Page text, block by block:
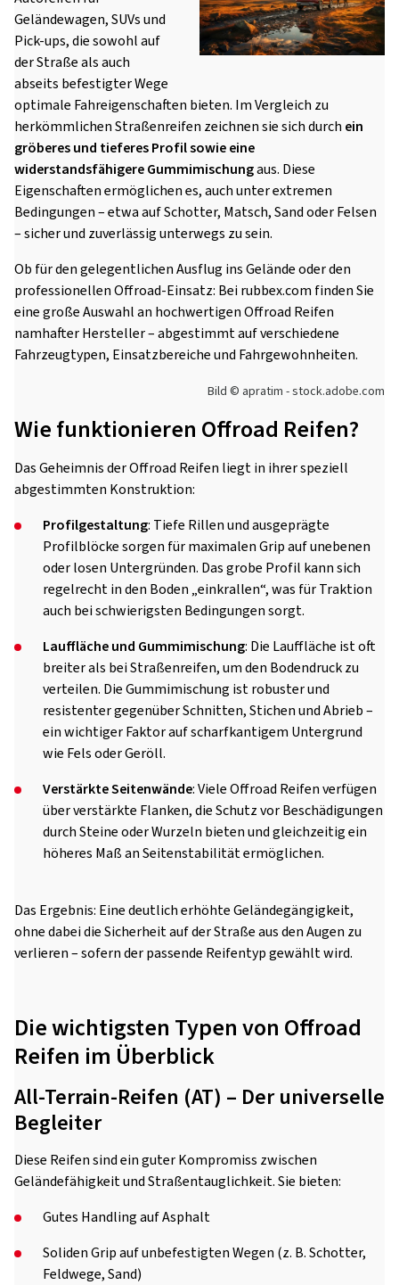
Geländewagen, SUVs und
Pick-ups, die sowohl auf
der Straße als auch
abseits befestigter Wege
optimale Fahreigenschaften bieten. Im Vergleich zu
herkömmlichen Straßenreifen zeichnen sie sich durch ein
gröberes und tieferes Profil sowie eine
widerstandsfähigere Gummimischungaus. Diese
Eigenschaften ermöglichen es, auch unter extremen
Bedingungen – etwa auf Schotter, Matsch, Sand oder Felsen
– sicher und zuverlässig unterwegs zu sein.
Ob für den gelegentlichen Ausflug ins Gelände oder den
professionellen Offroad-Einsatz: Bei rubbex.com finden Sie
eine große Auswahl an hochwertigen Offroad Reifen
namhafter Hersteller – abgestimmt auf verschiedene
Fahrzeugtypen, Einsatzbereiche und Fahrgewohnheiten.
Bild © apratim - stock.adobe.com
Wie funktionieren Offroad Reifen?
Das Geheimnis der Offroad Reifen liegt in ihrer speziell
abgestimmten Konstruktion:
Profilgestaltung: Tiefe Rillen und ausgeprägte
Profilblöcke sorgen für maximalen Grip auf unebenen
oder losen Untergründen. Das grobe Profil kann sich
regelrecht in den Boden „einkrallen“, was für Traktion
auch bei schwierigsten Bedingungen sorgt.
Lauffläche und Gummimischung: Die Lauffläche ist oft
breiter als bei Straßenreifen, um den Bodendruck zu
verteilen. Die Gummimischung ist robuster und
resistenter gegenüber Schnitten, Stichen und Abrieb –
ein wichtiger Faktor auf scharfkantigem Untergrund
wie Fels oder Geröll.
Verstärkte Seitenwände: Viele Offroad Reifen verfügen
über verstärkte Flanken, die Schutz vor Beschädigungen
durch Steine oder Wurzeln bieten und gleichzeitig ein
höheres Maß an Seitenstabilität ermöglichen.
Das Ergebnis: Eine deutlich erhöhte Geländegängigkeit,
ohne dabei die Sicherheit auf der Straße aus den Augen zu
verlieren – sofern der passende Reifentyp gewählt wird.
Die wichtigsten Typen von Offroad
Reifen im Überblick
All-Terrain-Reifen (AT) – Der universelle
Begleiter
Diese Reifen sind ein guter Kompromiss zwischen
Geländefähigkeit und Straßentauglichkeit. Sie bieten:
Gutes Handling auf Asphalt
Soliden Grip auf unbefestigten Wegen (z. B. Schotter,
Feldwege, Sand)